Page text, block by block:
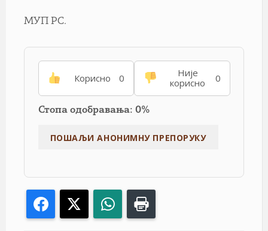
МУП РС.
Корисно 0
Није
корисно
0
Стопа одобравања: 0%
Facebook WhatsApp